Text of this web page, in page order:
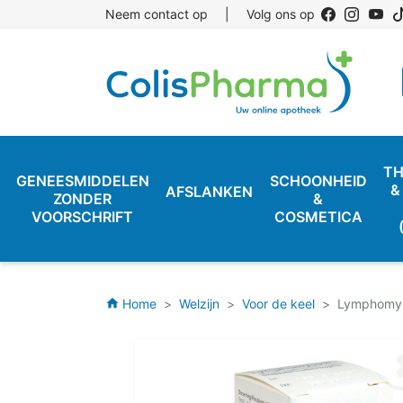
Neem contact op Volg ons op
GENEESMIDDELEN
ZONDER
VOORSCHRIFT
AFSLANKEN
SCHOONHEID
&
COSMETICA
&
home Home Welzijn Voor de keel